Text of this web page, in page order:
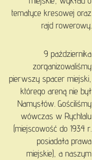
tematyce kresowej oraz
rajd rowerowy.
9 października
zorganizowaliśmy
pierwszy spacer miejski,
którego areną nie był
Namysłów. Gościliśmy
wówczas w Rychtalu
(miejscowość do 1934 r.
posiadała prawa
miejskie), a naszym